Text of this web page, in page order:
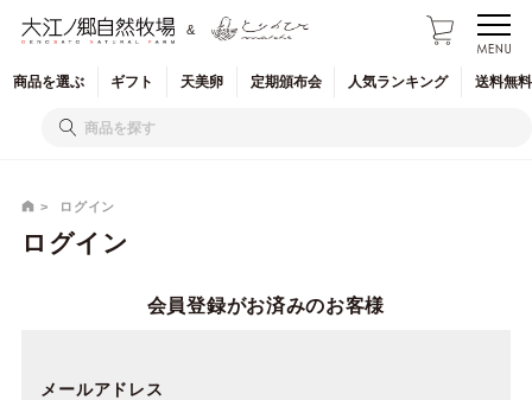
&
商品を選ぶ ギフト 天美卵 定期頒布会 人気ランキング 送料無
ログイン
ログイン
会員登録がお済みのお客様
メールアドレス